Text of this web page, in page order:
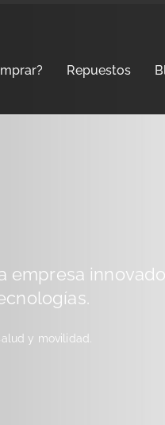
Repuestos
empresa
y movilidad.